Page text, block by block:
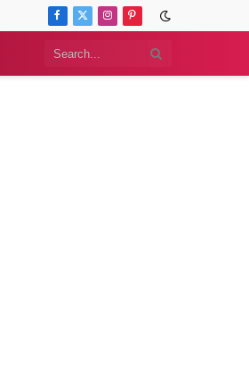
Facebook
X
Instagram
Pinterest